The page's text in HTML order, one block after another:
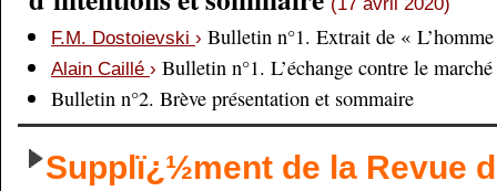
F.M. Dostoievski › Bulletin n°1. Extrait de «
Alain Caillé › Bulletin n°1. L’échange contre le marché
Bulletin n°2. Brève présentation et sommaire
Supplï¿½ment de la Revue